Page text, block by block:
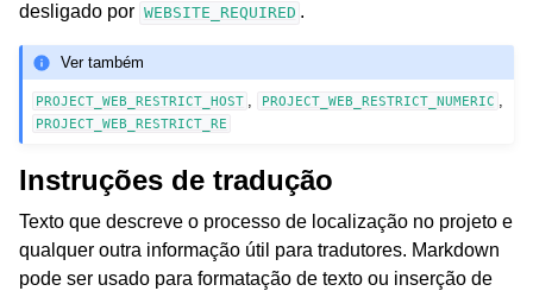
desligado por WEBSITE_REQUIRED .
Ver também
PROJECT_WEB_RESTRICT_HOST , PROJECT_WEB_RESTRICT_NUMERIC ,
PROJECT_WEB_RESTRICT_RE
Instruções de tradução
Texto que descreve o processo de localização no projeto e
qualquer outra informação útil para tradutores. Markdown
pode ser usado para formatação de texto ou inserção de